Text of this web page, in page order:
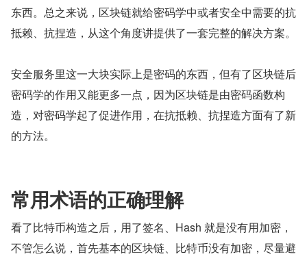
东西。总之来说，区块链就给密码学中或者安全中需要的抗
抵赖、抗捏造，从这个角度讲提供了一套完整的解决方案。
安全服务里这一大块实际上是密码的东西，但有了区块链后
密码学的作用又能更多一点，因为区块链是由密码函数构
造，对密码学起了促进作用，在抗抵赖、抗捏造方面有了新
的方法。
常用术语的正确理解
看了比特币构造之后，用了签名、Hash 就是没有用加密，
不管怎么说，首先基本的区块链、比特币没有加密，尽量避